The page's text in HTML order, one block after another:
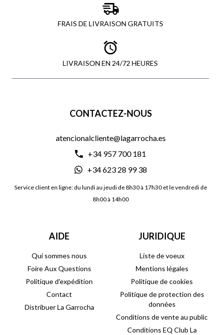
FRAIS DE LIVRAISON GRATUITS
LIVRAISON EN 24/72 HEURES
CONTACTEZ-NOUS
atencionalcliente@lagarrocha.es
+34 957 700 181
+34 623 28 99 38
Service client en ligne: du lundi au jeudi de 8h30 à 17h30 et le vendredi de
8h00 à 14h00
AIDE
Qui sommes nous
Foire Aux Questions
Politique d'expédition
Contact
Distribuer La Garrocha
JURIDIQUE
Liste de voeux
Mentions légales
Politique de cookies
Politique de protection des
données
Conditions de vente au public
Conditions EQ Club La